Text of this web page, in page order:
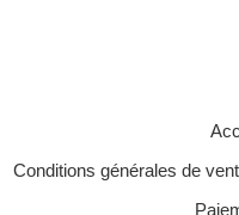
Conditions générales de